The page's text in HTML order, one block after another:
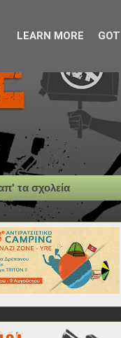
τα σχολεία
LEARN MORE